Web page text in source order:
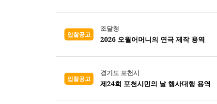
입찰공고
조달청
2026 오월어머니의 연극 제작 용역
입찰공고
경기도 포천시
제24회 포천시민의 날 행사대행 용역